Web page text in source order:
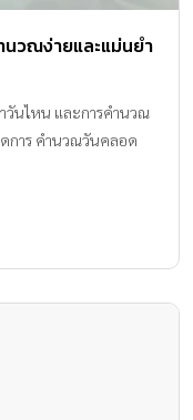
นวณง่ายและแม่นยำ
วันไหน และการคำนวณ
การ คำนวณวันคลอด